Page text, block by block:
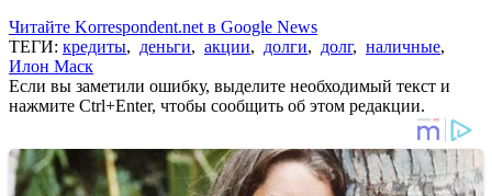
Читайте Korrespondent.net в Google News
ТЕГИ: кредиты, деньги, акции, долги, долг, наличные,
Илон Маск
Если вы заметили ошибку, выделите необходимый текст и
нажмите Ctrl+Enter, чтобы сообщить об этом редакции.